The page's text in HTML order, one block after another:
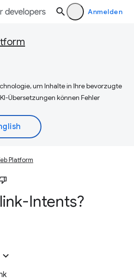
Anmelden
um Inhalte in Ihre bevorzugte
Übersetzungen können Fehler
Platform
Intents?